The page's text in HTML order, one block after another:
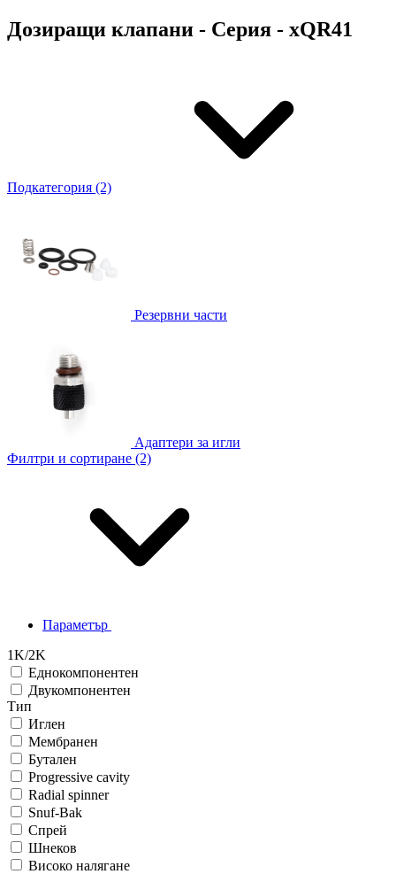
Дозиращи клапани - Серия - xQR41
Подкатегория (2)
Резервни части
Адаптери за игли
Филтри и сортиране (2)
Параметър
1K/2K
Еднокомпонентен
Двукомпонентен
Тип
Иглен
Мембранен
Бутален
Progressive cavity
Radial spinner
Snuf-Bak
Спрей
Шнеков
Високо налягане